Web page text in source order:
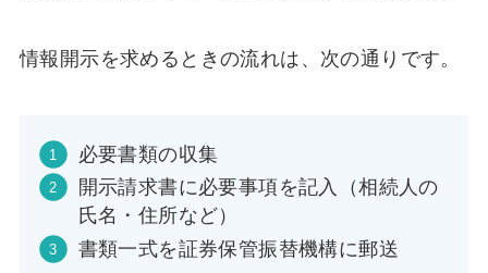
情報開示を求めるときの流れは、次の通りです。
必要書類の収集
開示請求書に必要事項を記入（相続人の
氏名・住所など）
書類一式を証券保管振替機構に郵送